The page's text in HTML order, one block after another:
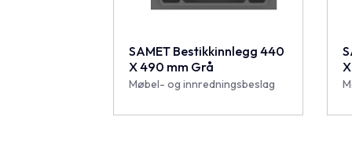
SAMET Bestikkinnlegg 440
X 490 mm Grå
Møbel- og innredningsbeslag